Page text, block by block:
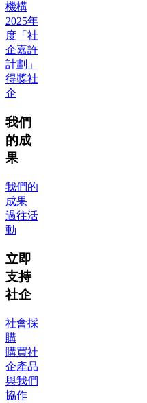
機構
2025年
度「社
企嘉許
計劃」
得獎社
企
我們
的成
果
我們的
成果
過往活
動
立即
支持
社企
社會採
購
購買社
企產品
與我們
協作